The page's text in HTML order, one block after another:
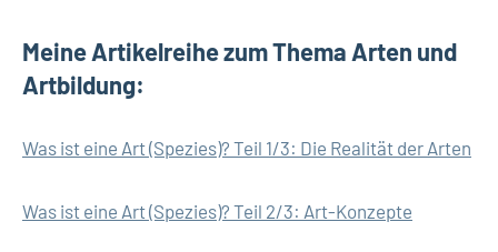
Meine Artikelreihe zum Thema Arten und
Artbildung:
Was ist eine Art (Spezies)? Teil 1/3: Die Realität der Arten
Was ist eine Art (Spezies)? Teil 2/3: Art-Konzepte